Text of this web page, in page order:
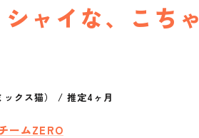
ャイな、こちゃ
クス猫） / 推定4ヶ月
ムZERO